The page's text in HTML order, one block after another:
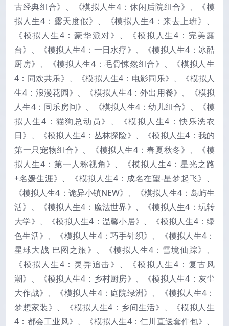
古经典组合》、《模拟人生4：休闲后院组合》、《模
拟人生4：露天度假》、《模拟人生4：来去上班》、
《模拟人生4：豪华派对》、《模拟人生4：完美露
台》、《模拟人生4：一日水疗》、《模拟人生4：冰酷
厨房》、《模拟人生4：毛骨悚然组合》、《模拟人生
4：同欢共乐》、《模拟人生4：电影同乐》、《模拟人
生4：浪漫花园》、《模拟人生4：外出用餐》、《模拟
人生4：同乐房间》、《模拟人生4：幼儿组合》、《模
拟人生4：猫狗总动员》、《模拟人生4：快乐洗衣
日》、《模拟人生4：丛林探险》、《模拟人生4：我的
第一只宠物组合》、《模拟人生4：春夏秋冬》、《模
拟人生4：第一人称视角》、《模拟人生4：星光之路
+名媛生涯》、《模拟人生4：成名在望-星梦起飞》、
《模拟人生4：诡异小镇NEW》、《模拟人生4：岛屿生
活》、《模拟人生4：魔法世界》、《模拟人生4：玩转
大学》、《模拟人生4：温馨小居》、《模拟人生4：绿
色生活》、《模拟人生4：巧手针织》、《模拟人生4：
星球大战 巴图之旅》、《模拟人生4：雪境仙踪》、
《模拟人生4：灵异追击》、《模拟人生4：复古风
潮》、《模拟人生4：乡村厨房》、《模拟人生4：灰尘
大作战》、《模拟人生4：庭院绿洲》、《模拟人生4：
梦想家装》、《模拟人生4：乡间生活》、《模拟人生
4：都会工业风》、《模拟人生4：仁川直送套件包》、